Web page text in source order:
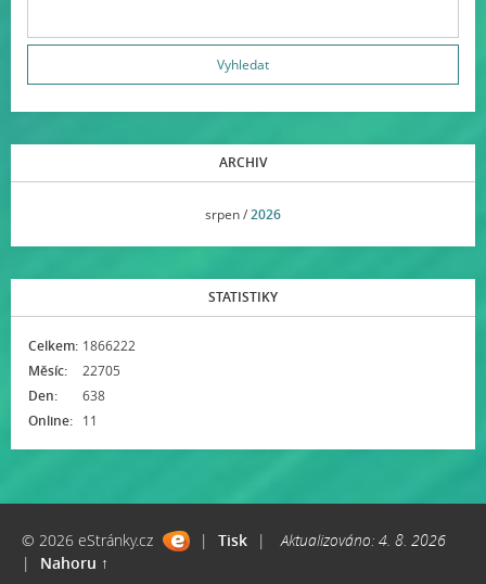
ARCHIV
srpen /2026
STATISTIKY
Online: 11
Celkem: 1866222
Měsíc:
22705
Den:
638
© 2026 eStránky.cz | Tisk |
Aktualizováno: 4. 8. 2026
|
Nahoru ↑